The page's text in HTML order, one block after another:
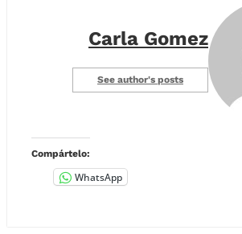
Carla Gomez
See author's posts
Compártelo:
WhatsApp